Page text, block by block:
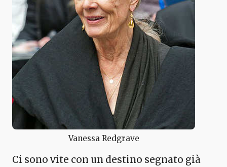
Vanessa Redgrave
Ci sono vite con un destino segnato già